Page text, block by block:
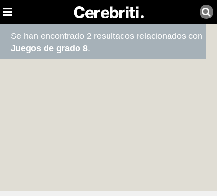
Se han encontrado 2 resultados relacionados con
Juegos de grado 8.